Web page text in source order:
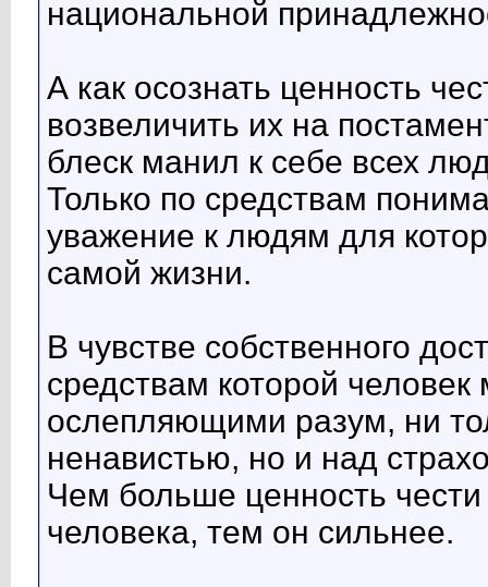
национальной
А как осознать ценность
возвеличить их на
блеск манил к себе всех
Только по средствам
уважение к людям для
самой жизни.
В чувстве собственного
средствам которой
ослепляющими разум, ни
ненавистью, но и над
Чем больше ценность
человека, тем он сильнее.